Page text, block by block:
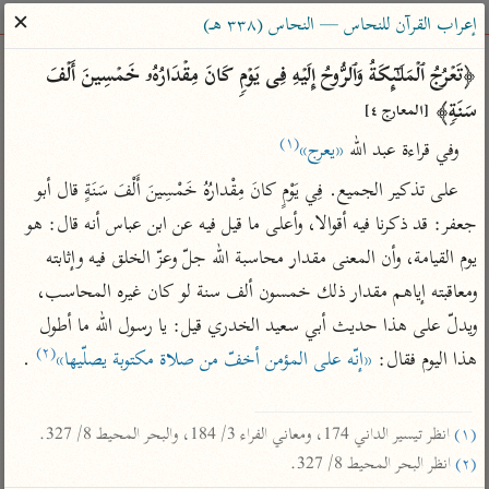
ساهم معنا في نشر القرآن والعلم الشرعي
الباحث القرآني
بحث تفسير
Type 2 or more characters for results.
Type 1 or more
characters for results.
أمّهات
تفسير الطبري
تفسير ابن كثير
تفسير البغوي
عامّة
فتح البيان للقنوجي
فتح القدير للشوكاني
موسوعات
معاصرة
الميسر
المختصر في
التفسير
أيسر التفاسير
إعراب القرآن للنحاس — النحاس (٣٣٨ هـ)
✕
سَنَةࣲ﴾ [المعارج ٤]
وفي قراءة عبد الله «يعرج»(١)
على تذكير الجميع. فِي يَوْمٍ كانَ مِقْدارُهُ خَمْسِينَ أَلْفَ سَنَةٍ قال أبو
جعفر: قد ذكرنا فيه أقوالا، وأعلى ما قيل فيه عن ابن عباس أنه قال: هو
هذا اليوم فقال: «إنّه على المؤمن أخفّ من صلاة مكتوبة يصلّيها»(٢) .
(١)
انظر تيسير الداني 174، ومعاني الفراء 3/ 184، والبحر المحيط 8/ 327.
(٢)
انظر البحر المحيط 8/ 327.